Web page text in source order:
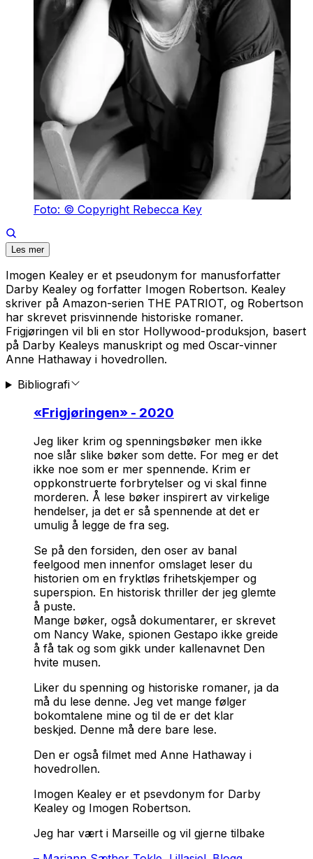
Foto: © Copyright Rebecca Key
Les mer
Imogen Kealey er et pseudonym for manusforfatter
Darby Kealey og forfatter Imogen Robertson. Kealey
skriver på Amazon-serien THE PATRIOT, og Robertson
har skrevet prisvinnende historiske romaner.
Frigjøringen vil bli en stor Hollywood-produksjon, basert
på Darby Kealeys manuskript og med Oscar-vinner
Anne Hathaway i hovedrollen.
Bibliografi
«Frigjøringen» - 2020
Jeg liker krim og spenningsbøker men ikke
noe slår slike bøker som dette. For meg er det
ikke noe som er mer spennende. Krim er
oppkonstruerte forbrytelser og vi skal finne
morderen. Å lese bøker inspirert av virkelige
hendelser, ja det er så spennende at det er
umulig å legge de fra seg.
Se på den forsiden, den oser av banal
feelgood men innenfor omslaget leser du
historien om en fryktløs frihetskjemper og
superspion. En historisk thriller der jeg glemte
å puste.
Mange bøker, også dokumentarer, er skrevet
om Nancy Wake, spionen Gestapo ikke greide
å få tak og som gikk under kallenavnet Den
hvite musen.
Liker du spenning og historiske romaner, ja da
må du lese denne. Jeg vet mange følger
bokomtalene mine og til de er det klar
beskjed. Denne må dere bare lese.
Den er også filmet med Anne Hathaway i
hovedrollen.
Imogen Kealey er et psevdonym for Darby
Kealey og Imogen Robertson.
Jeg har vært i Marseille og vil gjerne tilbake